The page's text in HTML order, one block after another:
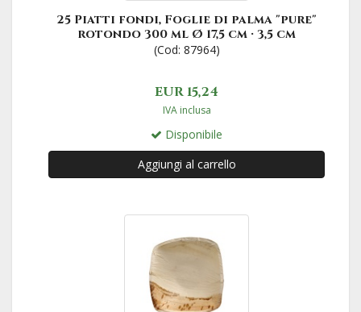
25 Piatti fondi, Foglie di palma "pure"
rotondo 300 ml Ø 17,5 cm · 3,5 cm
(Cod: 87964)
EUR 15,24
IVA inclusa
Disponibile
Aggiungi al carrello